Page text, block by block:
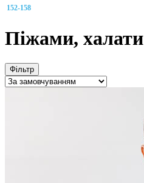
152-158
Піжами, халати
Фільтр